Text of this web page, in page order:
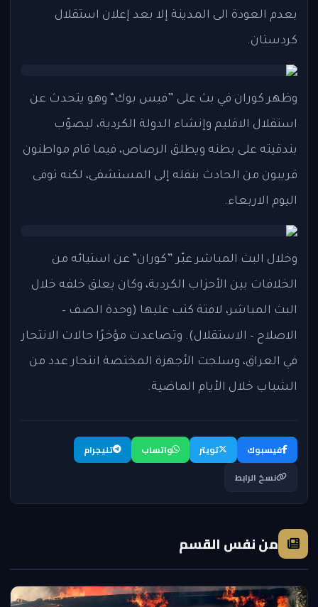
بعدم العودة الى المدينة إلا بعد إعلان استقلال
كردستان.
وظهر كوران في بث على ”فيس بوك“ وهو يتحدث عن
استقلال الاقليم وإنشاء الدولة الكردية، ليصوّب
بندقيته على بطنه ويطلق الرصاص، فيما قام مواطنون
قريبون من الحادث بنقله إلى المستشفى، لكنه توفى
اليوم الاربعاء.
وخلال البث المباشر عبّر ”كوران“ عن استيائه من
الخلافات بين الأحزاب الكردية، وكان يعلق خلفه خلال
البث المباشر، لافتة كتب عليها (وحدة الصف –
الاصلاح – الاستقلال). وتصاعدت مؤخرًا حالات الانتحار
في العراق، وسلجت الأجهزة المختصة انتحار عدد من
الشباب خلال الأيام الماضية.
فيسبوك تويتر واتساب
تليجرام
نسخ الرابط
من نفس القسم